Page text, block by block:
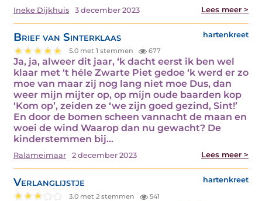
Ineke Dijkhuis 3 december 2023 Lees meer >
Brief van Sinterklaas hartenkreet
5.0 met 1 stemmen 677
Ja, ja, alweer dit jaar, ‘k dacht eerst ik ben wel
klaar met ‘t héle Zwarte Piet gedoe ‘k werd er zo
moe van maar zij nog lang niet moe Dus, dan
weer mijn mijter op, op mijn oude baarden kop
‘Kom op’, zeiden ze ‘we zijn goed gezind, Sint!’
En door de bomen scheen vannacht de maan en
woei de wind Waarop dan nu gewacht? De
kinderstemmen bij…
Ralameimaar 2 december 2023 Lees meer >
Verlanglijstje hartenkreet
3.0 met 2 stemmen 541